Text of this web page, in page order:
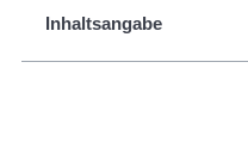
Inhaltsangabe